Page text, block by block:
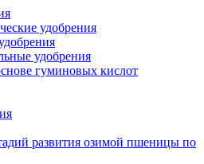
удобрения
удобрения
гуминовых кислот
развития озимой пшеницы по